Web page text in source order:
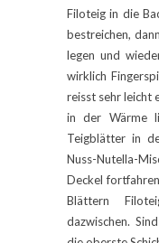
Filoteig in die
bestreichen,
legen und
wirklich
reisst sehr leicht
in der Wärme
Teigblätter in
Nuss-Nutella-
Deckel
Blättern
dazwischen.